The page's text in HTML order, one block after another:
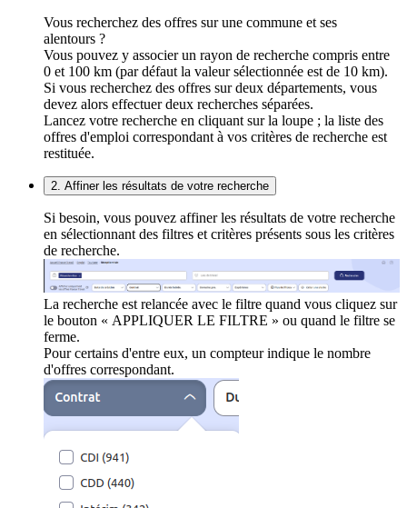
Vous recherchez des offres sur une commune et ses
alentours ?
Vous pouvez y associer un rayon de recherche compris entre
0 et 100 km (par défaut la valeur sélectionnée est de 10 km).
Si vous recherchez des offres sur deux départements, vous
devez alors effectuer deux recherches séparées.
Lancez votre recherche en cliquant sur la loupe ; la liste des
offres d'emploi correspondant à vos critères de recherche est
restituée.
2. Affiner les résultats de votre recherche
Si besoin, vous pouvez affiner les résultats de votre recherche
en sélectionnant des filtres et critères présents sous les critères
de recherche.
La recherche est relancée avec le filtre quand vous cliquez sur
le bouton « APPLIQUER LE FILTRE » ou quand le filtre se
ferme.
Pour certains d'entre eux, un compteur indique le nombre
d'offres correspondant.